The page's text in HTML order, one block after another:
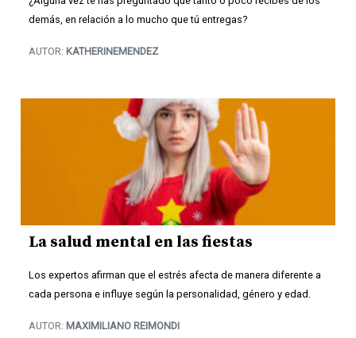
demás, en relación a lo mucho que tú entregas?
AUTOR: KATHERINEMENDEZ
La salud mental en las fiestas
Los expertos afirman que el estrés afecta de manera diferente a
cada persona e influye según la personalidad, género y edad.
AUTOR: MAXIMILIANO REIMONDI